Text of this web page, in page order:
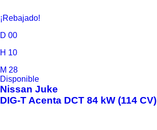
¡Rebajado!
D 00
H 10
M 28
Disponible
Nissan Juke
DIG-T Acenta DCT 84 kW (114 CV)